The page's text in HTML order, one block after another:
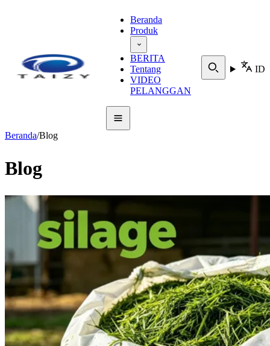
Beranda
Produk
BERITA
Tentang
VIDEO
PELANGGAN
ID
Beranda/Blog
Blog